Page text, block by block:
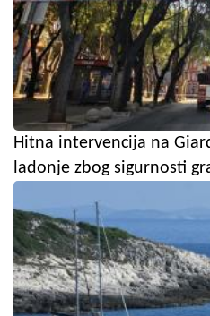
Hitna intervencija na
ladonje zbog sigurnosti